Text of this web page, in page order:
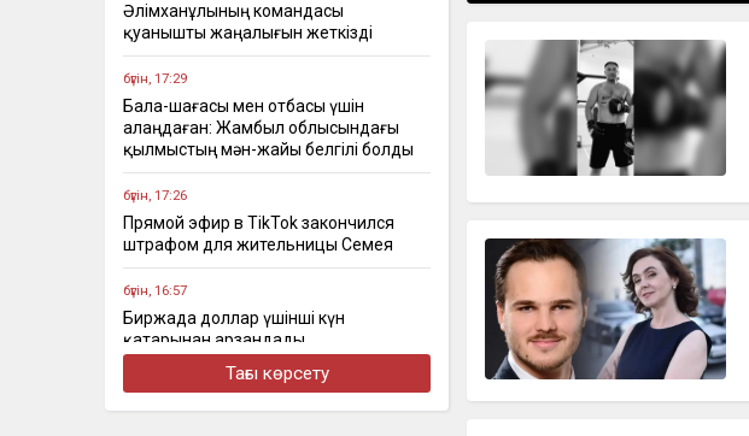
Әлімханұлының командасы
қуанышты жаңалығын жеткізді
бүгін, 17:29
Бала-шағасы мен отбасы үшін
алаңдаған: Жамбыл облысындағы
қылмыстың мән-жайы белгілі болды
бүгін, 17:26
Прямой эфир в TikTok закончился
штрафом для жительницы Семея
бүгін, 16:57
Биржада доллар үшінші күн
қатарынан арзандады
Стал известен состав сборной
Тағы көрсету